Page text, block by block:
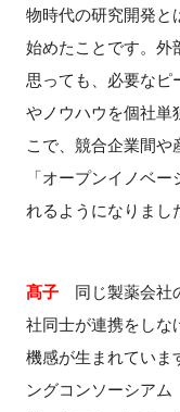
物時代の研究開発と
始めたことです。外
思っても、必要なピ
やノウハウを個社単
こで、競合企業間や
「オープンイノベ
れるようになりまし
髙子同じ製薬会社
社同士が連携をしな
機感が生まれていま
ングコンソーシアム